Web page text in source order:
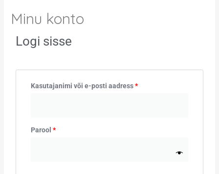
Minu konto
Logi sisse
Kasutajanimi või e-posti aadress*
Parool *
Nõutud